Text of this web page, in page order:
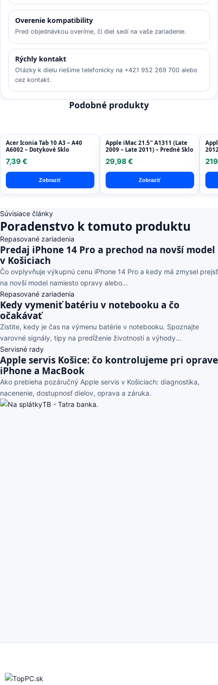
Overenie kompatibility
Pred objednávkou overíme, či diel sedí na vaše zariadenie.
Rýchly kontakt
Otázky k dielu riešime telefonicky na +421 952 269 700 alebo
cez kontakt.
Podobné produkty
Acer Iconia Tab 10 A3 – A40
A6002 – Dotykové Sklo
7,39 €
Zobraziť
Apple iMac 21.5″ A1311 (Late
2009 – Late 2011) – Predné Sklo
29,98 €
Zobraziť
Súvisiace články
Poradenstvo k tomuto produktu
Repasované zariadenia
Predaj iPhone 14 Pro a prechod na novší model
v Košiciach
Čo ovplyvňuje výkupnú cenu iPhone 14 Pro a kedy má zmysel prejsť
na novší model namiesto opravy alebo...
Repasované zariadenia
Kedy vymeniť batériu v notebooku a čo
očakávať
Zistite, kedy je čas na výmenu batérie v notebooku. Spoznajte
varovné signály, tipy na predĺženie životnosti a výhody...
Servisné rady
Apple servis Košice: čo kontrolujeme pri oprave
iPhone a MacBook
Ako prebieha pozáručný Apple servis v Košiciach: diagnostika,
nacenenie, dostupnosť dielov, oprava a záruka.